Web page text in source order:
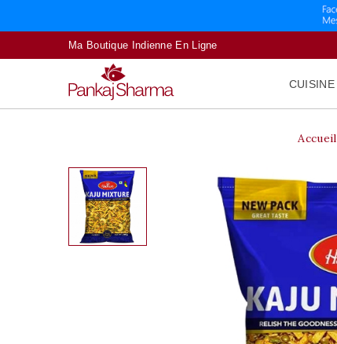
Ma Boutique Indienne En Ligne
CUISINE
Accueil